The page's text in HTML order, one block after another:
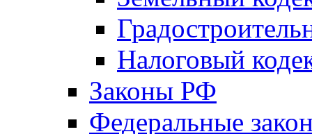
Налоговый
Законы РФ
Федеральные